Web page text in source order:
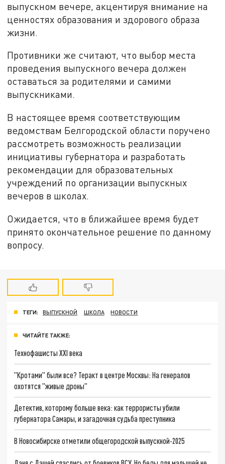
выпускном вечере, акцентируя внимание на
ценностях образования и здорового образа
жизни.
Противники же считают, что выбор места
проведения выпускного вечера должен
оставаться за родителями и самими
выпускниками.
В настоящее время соответствующим
ведомствам Белгородской области поручено
рассмотреть возможность реализации
инициативы губернатора и разработать
рекомендации для образовательных
учреждений по организации выпускных
вечеров в школах.
Ожидается, что в ближайшее время будет
принято окончательное решение по данному
вопросу.
ТЕГИ: ВЫПУСКНОЙ ШКОЛА НОВОСТИ
ЧИТАЙТЕ ТАКЖЕ:
Технофашисты XXI века
"Кротами" были все? Теракт в центре Москвы: На генералов
охотятся "живые дроны"
Детектив, которому больше века: как террористы убили
губернатора Самары, и загадочная судьба преступника
В Новосибирске отметили общегородской выпускной-2025